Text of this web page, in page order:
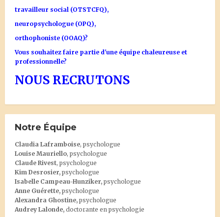
travailleur social (OTSTCFQ),
neuropsychologue (OPQ),
orthophoniste (OOAQ)?
Vous souhaitez faire partie d'une équipe chaleureuse et
professionnelle?
NOUS RECRUTONS
Notre Équipe
Claudia Laframboise, psychologue
Louise Mauriello, psychologue
Claude Rivest, psychologue
Kim Desrosier, psychologue
Isabelle Campeau-Hunziker, psychologue
Anne Guérette, psychologue
Alexandra Ghostine, psychologue
Audrey Lalonde, doctorante en psychologie